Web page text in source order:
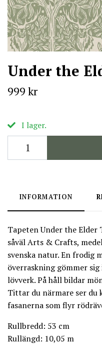
Under the
999 kr
I lager.
INFORMATION
Tapeten Under the
såväl Arts & Crafts,
svenska natur. En frodig
överraskning gömmer
lövverk. På håll bildar
Tittar du närmare ser
fasanerna som flyr
Rullbredd: 53 cm
Rullängd: 10,05 m